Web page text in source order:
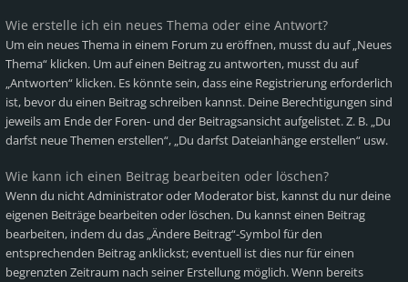
Wie erstelle ich ein neues Thema oder eine Antwort?
Um ein neues Thema in einem Forum zu eröffnen, musst du auf „Neues
Thema“ klicken. Um auf einen Beitrag zu antworten, musst du auf
„Antworten“ klicken. Es könnte sein, dass eine Registrierung erforderlich
ist, bevor du einen Beitrag schreiben kannst. Deine Berechtigungen sind
jeweils am Ende der Foren- und der Beitragsansicht aufgelistet. Z. B. „Du
darfst neue Themen erstellen“, „Du darfst Dateianhänge erstellen“ usw.
Wie kann ich einen Beitrag bearbeiten oder löschen?
Wenn du nicht Administrator oder Moderator bist, kannst du nur deine
eigenen Beiträge bearbeiten oder löschen. Du kannst einen Beitrag
bearbeiten, indem du das „Ändere Beitrag“-Symbol für den
entsprechenden Beitrag anklickst; eventuell ist dies nur für einen
begrenzten Zeitraum nach seiner Erstellung möglich. Wenn bereits